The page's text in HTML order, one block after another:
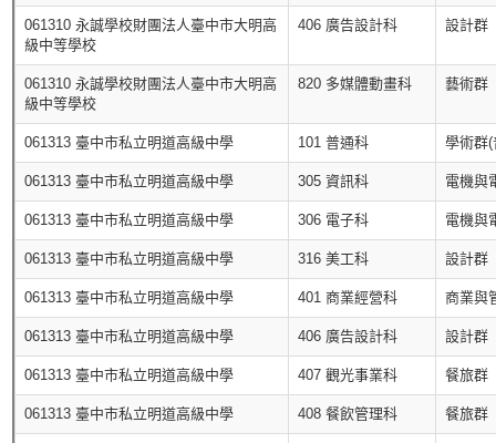
061310 永誠學校財團法人臺中市大明高
級中等學校
406 廣告設計科 設計群
061310 永誠學校財團法人臺中市大明高
級中等學校
820 多媒體動畫科 藝術群
061313 臺中市私立明道高級中學 101 普通科 學術群
061313 臺中市私立明道高級中學 305 資訊科 電機與
061313 臺中市私立明道高級中學 306 電子科 電機與
061313 臺中市私立明道高級中學 316 美工科 設計群
061313 臺中市私立明道高級中學 401 商業經營科 商業與
061313 臺中市私立明道高級中學 406 廣告設計科 設計群
061313 臺中市私立明道高級中學 407 觀光事業科 餐旅群
061313 臺中市私立明道高級中學 408 餐飲管理科 餐旅群